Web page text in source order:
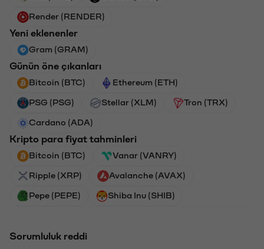
Render (RENDER)
Yeni eklenenler
Gram (GRAM)
Günün öne çıkanları
Bitcoin (BTC) Ethereum (ETH)
PSG (PSG) Stellar (XLM) Tron (TRX)
Cardano (ADA)
Kripto para fiyat tahminleri
Bitcoin (BTC) Vanar (VANRY)
Ripple (XRP) Avalanche (AVAX)
Pepe (PEPE) Shiba Inu (SHIB)
Sorumluluk reddi